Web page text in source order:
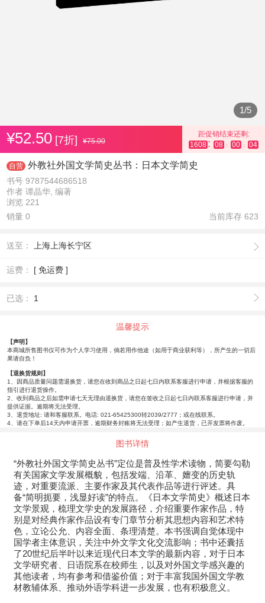
1/5
¥52.50 [7折] ¥75.00
距促销结束还剩:
1608 : 08 : 00 : 04
自营 外教社外国文学简史丛书：日本文学简史
书号 9787544686518
作者 谭晶华, 编著
浏览 221
销量 0
当前库存 623
送至： 上海上海长宁区
运费： [ 免运费 ]
已选： 1
温馨提示
【声明】
本商城所售图书仅可作为个人学习使用，倘若用作他途（如用于商业获利等），所产生的一切后
果请自负！
【退换货规则】
1、因商品质量问题需退换货，请您在收到商品之日起七日内联系客服进行申请，并根据客服的
指引进行退货操作。
2、收到商品之后如需申请七天无理由退换货，请您在签收之日起七日内联系客服进行申请，并
提供证据。逾期将无法受理。
3、退货地址: 请和客服联系。电话: 021-65425300转2039/2777；或在线联系。
4、请在下单后14天内申请开票，逾期财务封账将无法受理；如产生退货，已开发票将作废。
图书详情
“外教社外国文学简史丛书”定位是普及性学术读物，简要勾勒
有关国家文学发展概貌，包括发端、沿革、嬗变的历史轨
迹，对重要流派、主要作家及其代表作品等进行评述。具
备“简明扼要，浅显好读”的特点。《日本文学简史》概述日本
文学景观，梳理文学史的发展路径，介绍重要作家作品，特
别是对经典作家作品设有专门章节分析其思想内容和艺术特
色，立论公允、内容全面、条理清楚。本书强调自觉体现中
国学者主体意识，关注中外文学文化交流影响；书中还囊括
了20世纪后半叶以来近现代日本文学的最新内容，对于日本
文学研究者、日语院系在校师生，以及对外国文学感兴趣的
其他读者，均有参考和借鉴价值；对于丰富我国外国文学教
材教辅体系、推动外语学科进一步发展，也有积极意义。